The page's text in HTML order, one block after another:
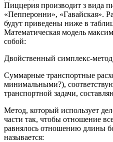
Пиццерия производит з вида
«Пепперонни», «Гавайская».
будут приведены ниже в
Математическая модель
собой:
Двойственный симплекс-
Суммарные транспортные
минимальными?),
транспортной задачи,
Метод, который использует
части так, чтобы отношение
равнялось отношению длины
называется: